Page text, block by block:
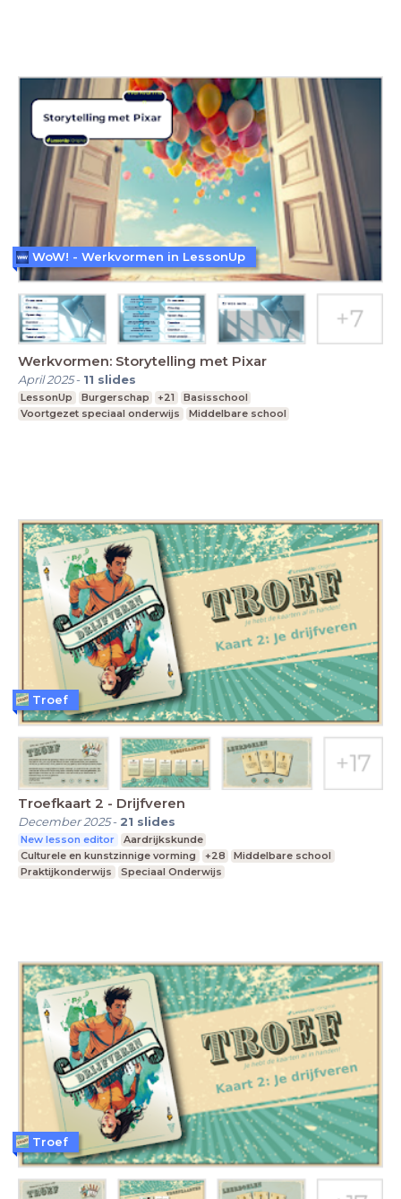
Werkvormen: Storytelling met Pixar
April 2025- 11 slides
LessonUp Burgerschap +21
Basisschool
Voortgezet speciaal onderwijs
Middelbare school
WoW! - Werkvormen in LessonUp
Troefkaart 2 - Drijfveren
December 2025- 21 slides
New lesson editor
Aardrijkskunde
Culturele en kunstzinnige vorming
+28
Middelbare school
Praktijkonderwijs
Speciaal Onderwijs
Troef
Troef